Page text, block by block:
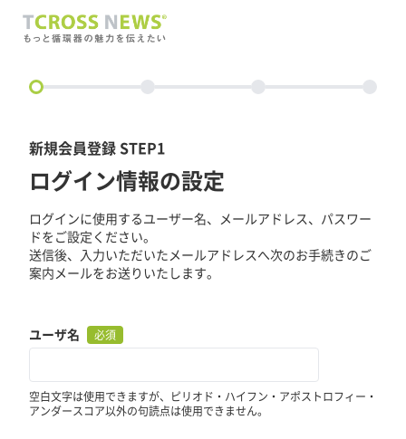
circle
新規会員登録 STEP1
ログイン情報の設定
ログインに使用するユーザー名、メールアドレス、パスワー
ドをご設定ください。
送信後、入力いただいたメールアドレスへ次のお手続きのご
案内メールをお送りいたします。
ユーザ名 必須
空白文字は使用できますが、ピリオド・ハイフン・アポストロフィー・
アンダースコア以外の句読点は使用できません。